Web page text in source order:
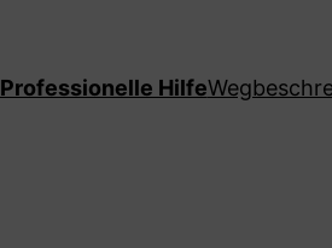
Professionelle Hilfe